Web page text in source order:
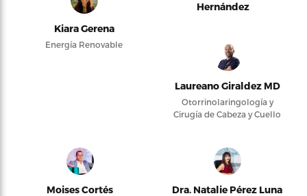
Kiara Gerena
Energía Renovable
Hernández
Laureano Giraldez MD
Otorrinolaringología y
Cirugía de Cabeza y Cuello
Moises Cortés Dra. Natalie Pérez Luna